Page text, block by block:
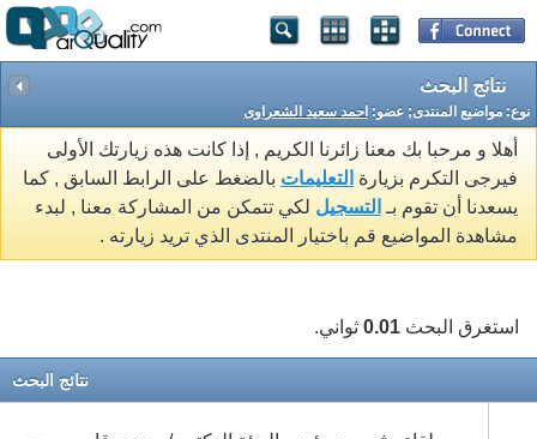
نتائج البحث
نوع: مواضيع المنتدى; عضو: احمد سعيد الشعراوى
أهلا و مرحبا بك معنا زائرنا الكريم , إذا كانت هذه زيارتك الأولى
فيرجى التكرم بزيارة التعليمات بالضغط على الرابط السابق , كما
يسعدنا أن تقوم بـ التسجيل لكي تتمكن من المشاركة معنا , لبدء
مشاهدة المواضيع قم باختيار المنتدى الذي تريد زيارته .
استغرق البحث 0.01 ثواني.
نتائج البحث